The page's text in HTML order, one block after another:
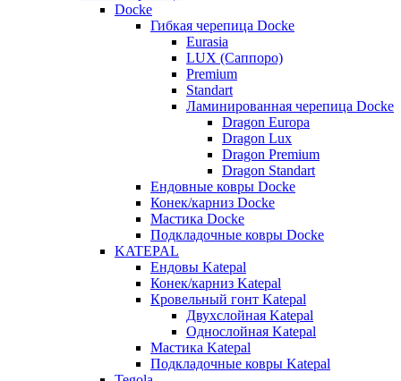
Docke
Гибкая черепица Docke
Eurasia
LUX (Саппоро)
Premium
Standart
Ламинированная черепица Docke
Dragon Europa
Dragon Lux
Dragon Premium
Dragon Standart
Ендовные ковры Docke
Конек/карниз Docke
Мастика Docke
Подкладочные ковры Docke
KATEPAL
Ендовы Katepal
Конек/карниз Katepal
Кровельный гонт Katepal
Двухслойная Katepal
Однослойная Katepal
Мастика Katepal
Подкладочные ковры Katepal